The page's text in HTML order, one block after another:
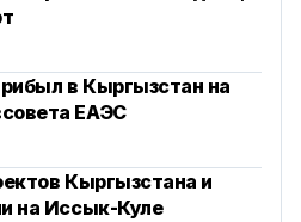
в Кыргызстан на
ЕАЭС
Кыргызстана и
на Иссык-Куле